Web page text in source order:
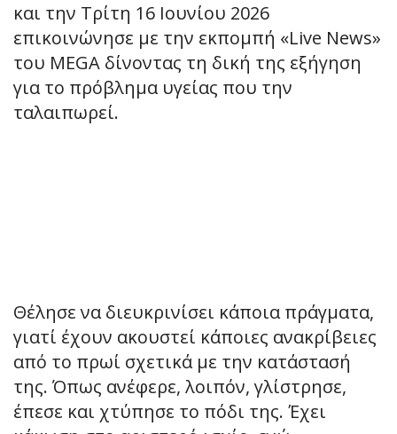
και την Τρίτη 16 Ιουνίου 2026
επικοινώνησε με την εκπομπή «Live News»
του MEGA δίνοντας τη δική της εξήγηση
για το πρόβλημα υγείας που την
ταλαιπωρεί.
Θέλησε να διευκρινίσει κάποια πράγματα,
γιατί έχουν ακουστεί κάποιες ανακρίβειες
από το πρωί σχετικά με την κατάστασή
της. Όπως ανέφερε, λοιπόν, γλίστρησε,
έπεσε και χτύπησε το πόδι της. Έχει